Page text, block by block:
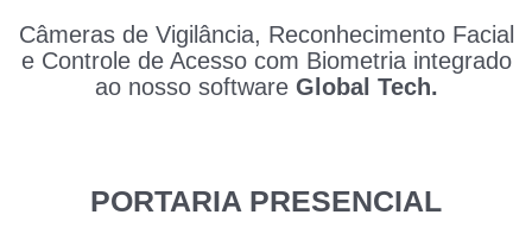
Câmeras de Vigilância, Reconhecimento Facial
e Controle de Acesso com Biometria integrado
ao nosso software Global Tech.
PORTARIA PRESENCIAL